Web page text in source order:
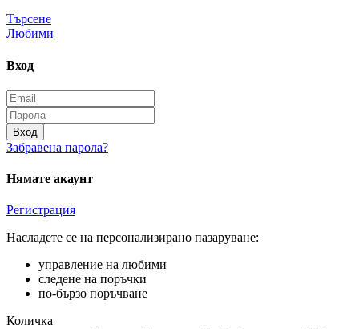
Търсене
Любими
Вход
Вход
Забравена парола?
Нямате акаунт
Регистрация
Насладете се на персонализирано пазаруване:
управление на любими
следене на поръчки
по-бързо поръчване
Количка